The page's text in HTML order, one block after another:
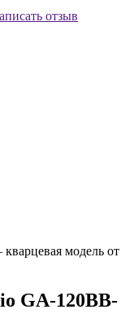
отзыв
модель от
GA-120BB-